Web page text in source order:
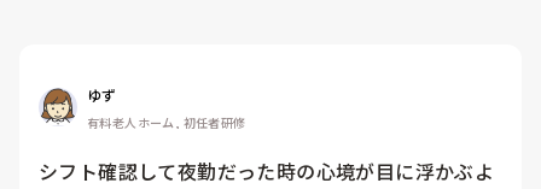
ゆず
有料老人ホーム, 初任者研修
シフト確認して夜勤だった時の心境が目に浮かぶよ